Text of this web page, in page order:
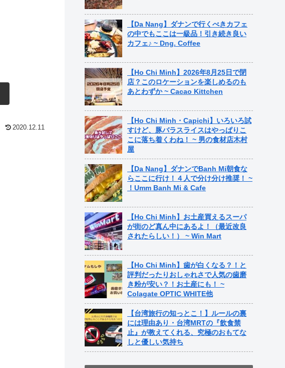
2020.12.11
【Da Nang】ダナンで行くべきカフェ
の中でもここは一級品！引き続き良い
カフェ♪ ~ Dng. Coffee
【Ho Chi Minh】2026年8月25日で閉
店？このロケーションを楽しめるのも
あとわずか ~ Cacao Kittchen
【Ho Chi Minh・Capichi】いろいろ試
すけど、豚バラスライスはやっぱりこ
こに落ち着くわね！ ~ 男の食材店木村
屋
【Da Nang】ダナンでBanh Mi朝食な
らここに行け！４人で分け分け推奨！ ~
！Umm Banh Mi & Cafe
【Ho Chi Minh】お土産買えるスーパ
が街のど真ん中にあるよ！（最近改良
されたらしい！） ~ Win Mart
【Ho Chi Minh】歯が白くなる？！と
評判だったりおしゃれさで人気の歯磨
き粉が安い？！お土産にも！ ~
Colagate OPTIC WHITE他
【台湾旅行の知っとこ！】ルールの裏
には理由あり・台湾MRTの『飲食禁
止』が教えてくれる、究極のおもてな
しと優しい気持ち